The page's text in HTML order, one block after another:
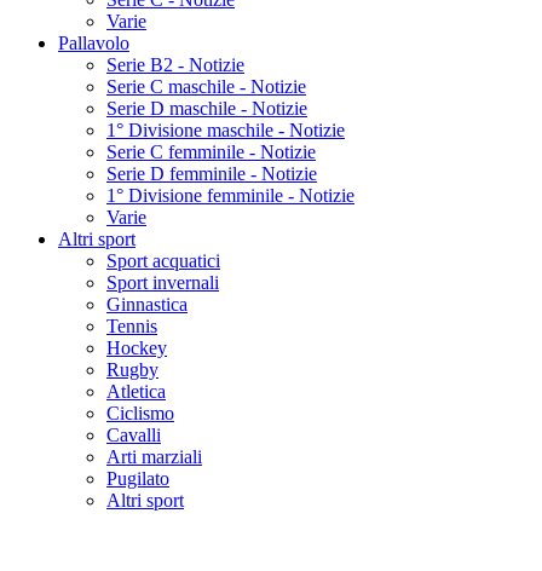
Varie
Pallavolo
Serie B2 - Notizie
Serie C maschile - Notizie
Serie D maschile - Notizie
1° Divisione maschile - Notizie
Serie C femminile - Notizie
Serie D femminile - Notizie
1° Divisione femminile - Notizie
Varie
Altri sport
Sport acquatici
Sport invernali
Ginnastica
Tennis
Hockey
Rugby
Atletica
Ciclismo
Cavalli
Arti marziali
Pugilato
Altri sport